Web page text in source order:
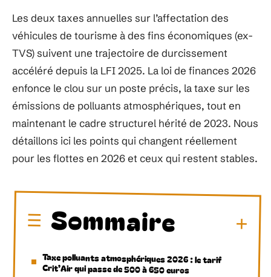
Les deux taxes annuelles sur l’affectation des
véhicules de tourisme à des fins économiques (ex-
TVS) suivent une trajectoire de durcissement
accéléré depuis la LFI 2025. La loi de finances 2026
enfonce le clou sur un poste précis, la taxe sur les
émissions de polluants atmosphériques, tout en
maintenant le cadre structurel hérité de 2023. Nous
détaillons ici les points qui changent réellement
pour les flottes en 2026 et ceux qui restent stables.
Sommaire
Taxe polluants atmosphériques 2026 : le tarif
Crit’Air qui passe de 500 à 650 euros